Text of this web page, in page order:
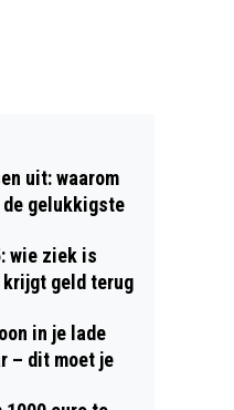
uit: waarom
gelukkigste
wie ziek is
geld terug
in je lade
– dit moet je